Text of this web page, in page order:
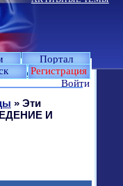
Портал
Регистрация
Войти
.
» Эти
И